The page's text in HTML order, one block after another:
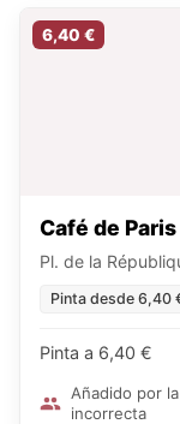
6,40 €
Café de Paris
Pl. de la
Pinta desde 6,40
Pinta a 6,40 €
Añadido por
incorrecta